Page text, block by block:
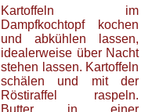
Kartoffeln im
Dampfkochtopf kochen
und abkühlen lassen,
idealerweise über Nacht
stehen lassen. Kartoffeln
schälen und mit der
Röstiraffel raspeln.
Butter in einer